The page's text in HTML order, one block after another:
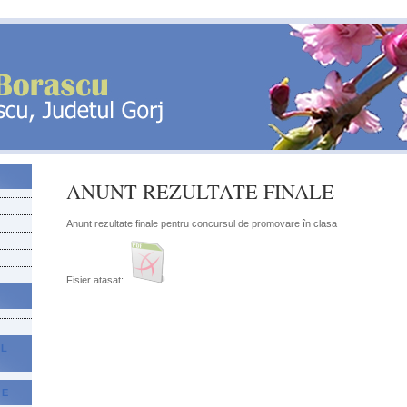
ANUNT REZULTATE FINALE
Anunt rezultate finale pentru concursul de promovare în clasa
Fisier atasat: